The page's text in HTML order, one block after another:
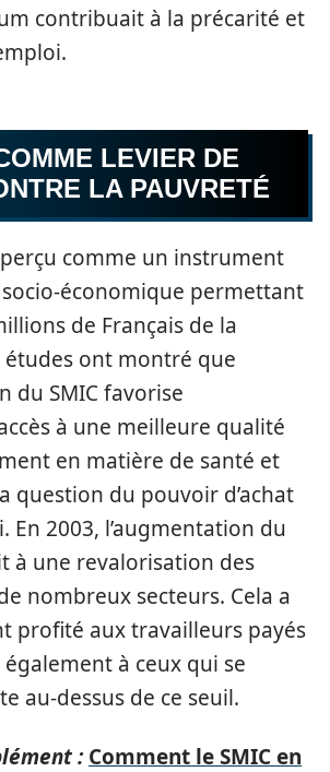
contribuait à la précarité et
LEVIER DE
LA PAUVRETÉ
perçu comme un instrument
économique permettant
de Français de la
études ont montré que
du SMIC favorise
à une meilleure qualité
en matière de santé et
question du pouvoir d’achat
En 2003, l’augmentation du
à une revalorisation des
nombreux secteurs. Cela a
profité aux travailleurs payés
également à ceux qui se
au-dessus de ce seuil.
: Comment le SMIC en